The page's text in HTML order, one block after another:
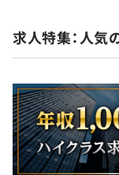
求人特集：人気